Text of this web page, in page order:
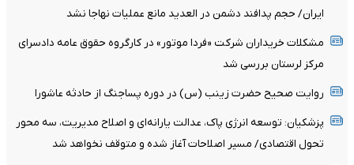
ایران/ حجم پدافند دشمن در العدید مانع عملیات نهاجا نشد
مشکلات خریداران شرکت «فردا موتور» در کارگروه حقوق عامه دادسرای
مرکز لرستان بررسی شد
روایت صحیح حضرت زینب (س) در دوره پساجنگ از حادثه عاشورا
پزشکیان: توسعه انرژی پاک، عدالت یارانه‌ای و اصلاح مدیریت، سه محور
تحول اقتصادی/ مسیر اصلاحات آغاز شده و متوقف نخواهد شد